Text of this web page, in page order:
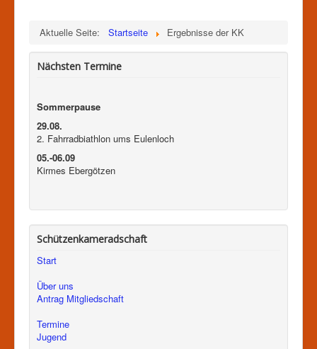
Aktuelle Seite: Startseite Ergebnisse der KK
Nächsten Termine
Sommerpause
29.08.
2. Fahrradbiathlon ums Eulenloch
05.-06.09
Kirmes Ebergötzen
Schützenkameradschaft
Start
Über uns
Antrag Mitgliedschaft
Termine
Jugend